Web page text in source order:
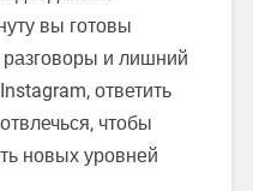
вы готовы
и лишний
ответить
чтобы
новых уровней